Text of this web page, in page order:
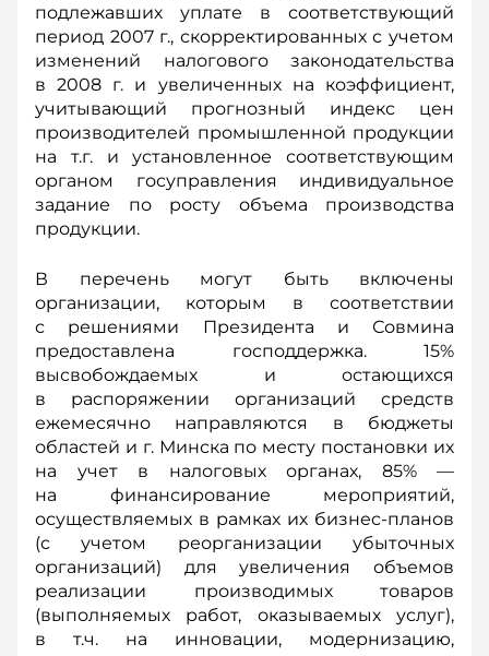
подлежавших уплате в соответствующий
период 2007 г., скорректированных с учетом
изменений налогового законодательства
в 2008 г. и увеличенных на коэффициент,
учитывающий прогнозный индекс цен
производителей промышленной продукции
на т.г. и установленное соответствующим
органом госуправления индивидуальное
задание по росту объема производства
продукции.
В перечень могут быть включены
организации, которым в соответствии
с решениями Президента и Совмина
предоставлена господдержка. 15%
высвобождаемых и остающихся
в распоряжении организаций средств
ежемесячно направляются в бюджеты
областей и г. Минска по месту постановки их
на учет в налоговых органах, 85% —
на финансирование мероприятий,
осуществляемых в рамках их бизнес-планов
(с учетом реорганизации убыточных
организаций) для увеличения объемов
реализации производимых товаров
(выполняемых работ, оказываемых услуг),
в т.ч. на инновации, модернизацию,